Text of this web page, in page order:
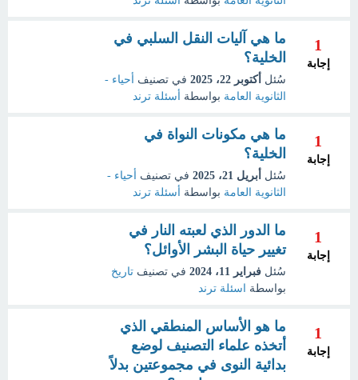
1
إجابة
ما هي آليات النقل السلبي في
الخلية؟
سُئل أكتوبر 22، 2025 في تصنيف
أحياء -
الثانوية العامة بواسطة أسئلة ترند
1
إجابة
ما هي مكونات النواة في
الخلية؟
سُئل أبريل 21، 2025 في تصنيف
أحياء -
الثانوية العامة بواسطة أسئلة ترند
1
إجابة
ما الدور الذي لعبته النار في
تغيير حياة البشر الأوائل؟
سُئل فبراير 11، 2024 في تصنيف تاريخ
بواسطة
اسئلة ترند
1
إجابة
ما هو الأساس المنطقي الذي
أتخذه علماء التصنيف لوضع
بدائية النوى في مجموعتين بدلاً